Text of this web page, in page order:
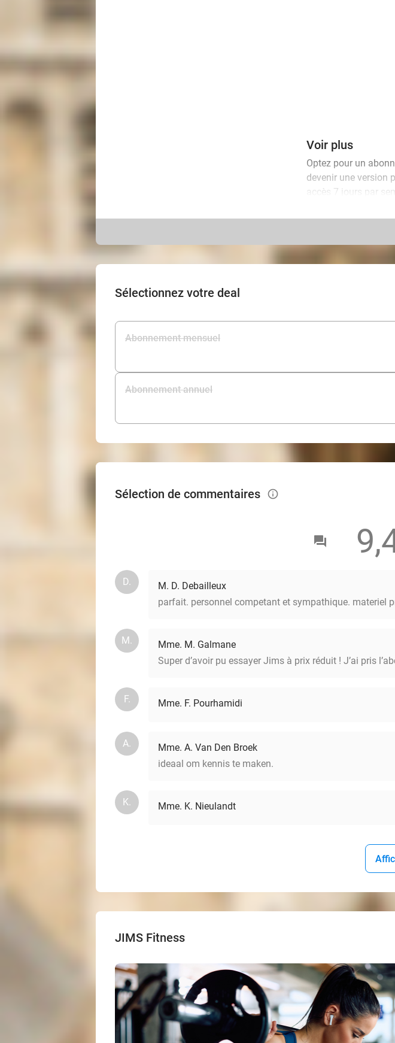
Voir plus
Optez pour un
devenir une version
accès 7 jours par
professionnel : un
et vous motiver.
restez concentré sur
intense avec les
complètement
combinez ainsi
Sélectionnez votre deal
Abonnement mensuel
Abonnement annuel
Sélection de commentaires info_outlined
D.
M. D. Debailleux
parfait. personnel competant et sympathique. materiel
M.
Mme. M. Galmane
Super d’avoir pu essayer Jims à prix réduit ! J’ai pris
F. Mme. F. Pourhamidi
A.
Mme. A. Van Den Broek
ideaal om kennis te maken.
K. Mme. K. Nieulandt
JIMS Fitness